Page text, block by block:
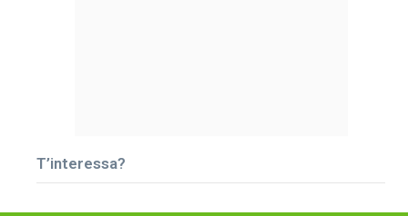
T’interessa?